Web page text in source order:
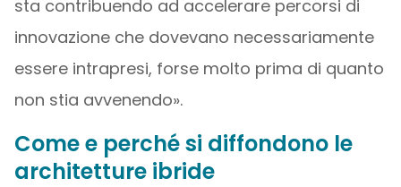
sta contribuendo ad accelerare percorsi di
innovazione che dovevano necessariamente
essere intrapresi, forse molto prima di quanto
non stia avvenendo».
Come e perché si diffondono le
architetture ibride